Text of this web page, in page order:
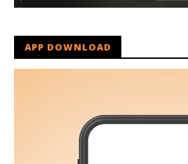
APP DOWNLOAD